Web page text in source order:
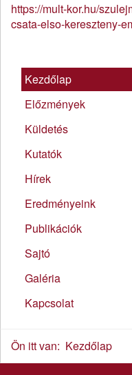
https://mult-kor.hu/
csata-elso-kereszteny-
Kezdőlap
Előzmények
Küldetés
Kutatók
Hírek
Eredményeink
Publikációk
Sajtó
Galéria
Kapcsolat
Ön itt van: Kezdőlap